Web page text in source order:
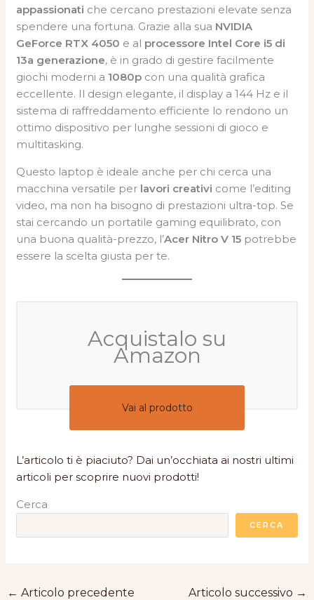
appassionati che cercano prestazioni elevate senza
spendere una fortuna. Grazie alla sua NVIDIA
GeForce RTX 4050 e al processore Intel Core i5 di
13a generazione, è in grado di gestire facilmente
giochi moderni a 1080p con una qualità grafica
eccellente. Il design elegante, il display a 144 Hz e il
sistema di raffreddamento efficiente lo rendono un
ottimo dispositivo per lunghe sessioni di gioco e
multitasking.
Questo laptop è ideale anche per chi cerca una
macchina versatile per lavori creativi come l’editing
video, ma non ha bisogno di prestazioni ultra-top. Se
stai cercando un portatile gaming equilibrato, con
una buona qualità-prezzo, l’Acer Nitro V 15 potrebbe
essere la scelta giusta per te.
Acquistalo su
Amazon
Vai al prodotto
L’articolo ti è piaciuto? Dai un’occhiata ai nostri ultimi
articoli per scoprire nuovi prodotti!
Cerca
CERCA
← Articolo precedente Articolo successivo →